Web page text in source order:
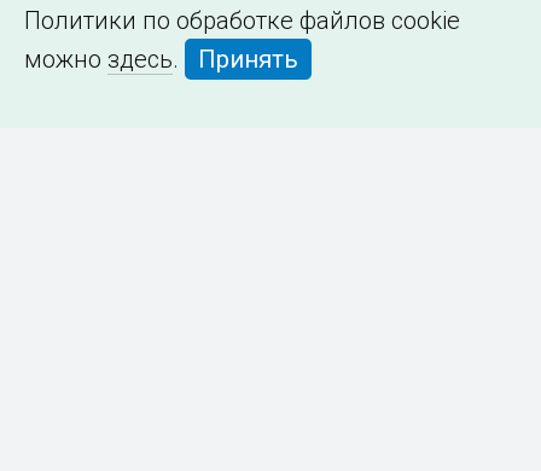
Политики по обработке файлов cookie
можно здесь. Принять